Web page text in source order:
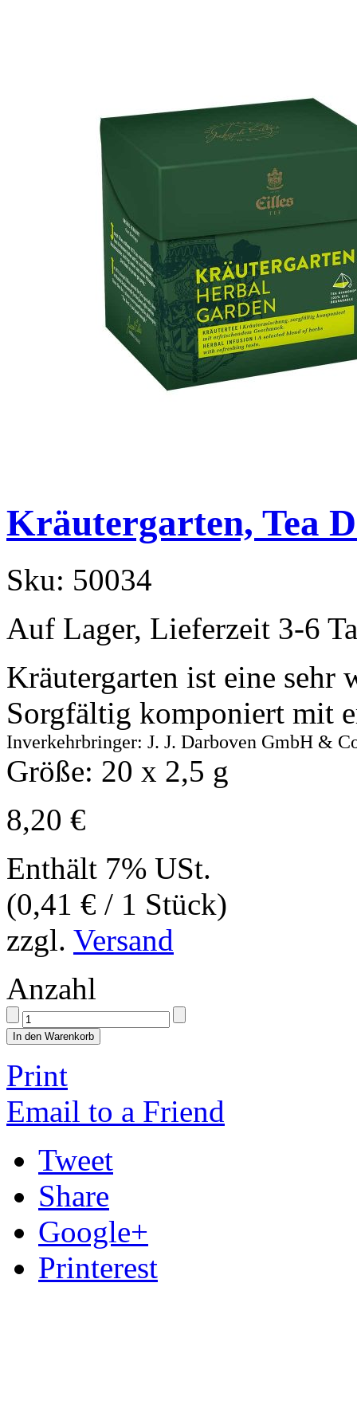
Kräutergarten, Tea
Sku: 50034
Auf Lager, Lieferzeit 3-6
Kräutergarten ist eine sehr
Sorgfältig komponiert mit
Inverkehrbringer: J. J. Darboven GmbH &
Größe: 20 x 2,5 g
8,20 €
Enthält 7% USt.
(0,41 € / 1 Stück)
zzgl. Versand
Anzahl
In den Warenkorb
Print
Email to a Friend
Tweet
Share
Google+
Printerest